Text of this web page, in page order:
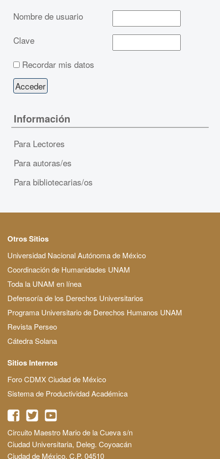
Nombre de usuario
Clave
Recordar mis datos
Información
Para Lectores
Para autoras/es
Para bibliotecarias/os
Otros Sitios
Universidad Nacional Autónoma de México
Coordinación de Humanidades UNAM
Toda la UNAM en línea
Defensoría de los Derechos Universitarios
Programa Universitario de Derechos Humanos UNAM
Revista Perseo
Cátedra Solana
Sitios Internos
Foro CDMX Ciudad de México
Sistema de Productividad Académica
Circuito Maestro Mario de la Cueva s/n
Ciudad Universitaria, Deleg. Coyoacán
Ciudad de México, C.P. 04510